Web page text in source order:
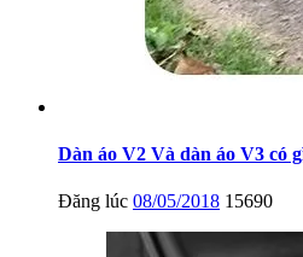
Dàn áo V2 Và dàn áo V3 có
Đăng lúc 08/05/2018 15690